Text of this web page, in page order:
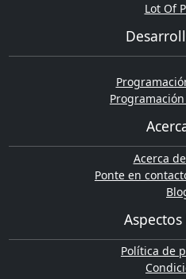
Lot Of
Acerca
Ponte en
Política de